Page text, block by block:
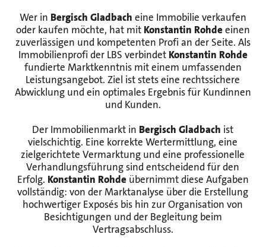
Wer in Bergisch Gladbach eine Immobilie verkaufen
oder kaufen möchte, hat mit Konstantin Rohdeeinen
zuverlässigen und kompetenten Profi an der Seite. Als
Immobilienprofi der LBS verbindet Konstantin Rohde
fundierte Marktkenntnis mit einem umfassenden
Leistungsangebot. Ziel ist stets eine rechtssichere
Abwicklung und ein optimales Ergebnis für Kundinnen
und Kunden.
Der Immobilienmarkt in Bergisch Gladbach ist
vielschichtig. Eine korrekte Wertermittlung, eine
zielgerichtete Vermarktung und eine professionelle
Verhandlungsführung sind entscheidend für den
Erfolg. Konstantin Rohdeübernimmt diese Aufgaben
vollständig: von der Marktanalyse über die Erstellung
hochwertiger Exposés bis hin zur Organisation von
Besichtigungen und der Begleitung beim
Vertragsabschluss.